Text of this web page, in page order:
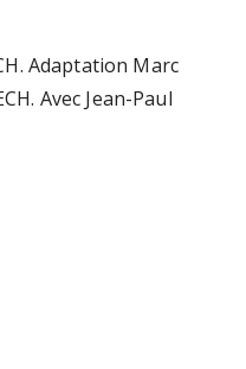
Adaptation Marc
Avec Jean-Paul